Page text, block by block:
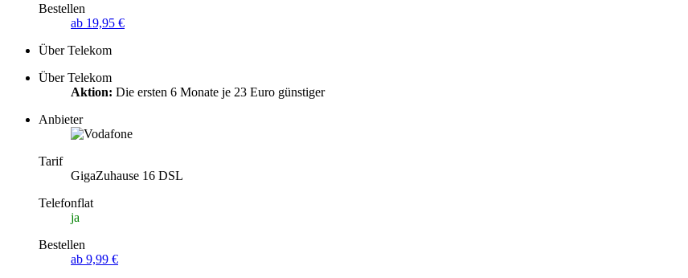
Bestellen
ab 19,95 €
Über Telekom
Über Telekom
Aktion: Die ersten 6 Monate je 23 Euro günstiger
Anbieter
Tarif
GigaZuhause 16 DSL
Telefonflat
ja
Bestellen
ab 9,99 €